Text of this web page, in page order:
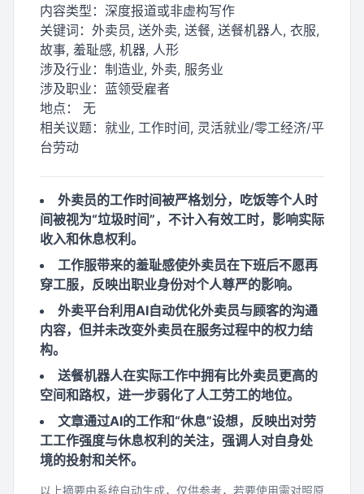
内容类型： 深度报道或非虚构写作
关键词： 外卖员, 送外卖, 送餐, 送餐机器人, 衣服,
故事, 羞耻感, 机器, 人形
涉及行业： 制造业, 外卖, 服务业
涉及职业： 蓝领受雇者
地点： 无
相关议题： 就业, 工作时间, 灵活就业/零工经济/平
台劳动
外卖员的工作时间被严格划分，吃饭等个人时
间被视为“垃圾时间”，不计入有效工时，影响实际
收入和休息权利。
工作服带来的羞耻感使外卖员在下班后不愿再
穿工服，反映出职业身份对个人尊严的影响。
外卖平台利用AI自动优化外卖员与顾客的沟通
内容，但并未改变外卖员在服务过程中的权力结
构。
送餐机器人在实际工作中拥有比外卖员更高的
空间和路权，进一步弱化了人工劳工的地位。
文章通过AI的工作和“休息”设想，反映出对劳
工工作强度与休息权利的关注，强调人对自身处
境的投射和关怀。
以上摘要由系统自动生成，仅供参考，若要使用需对照原